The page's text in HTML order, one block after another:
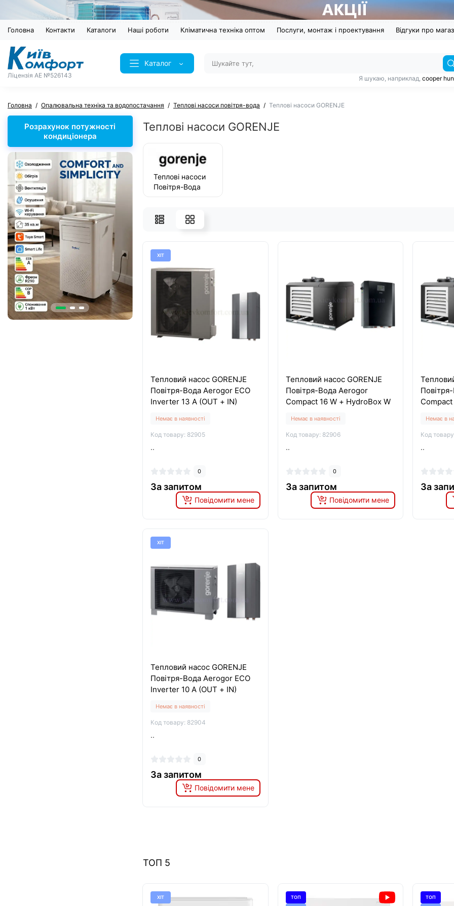
Головна Контакти Каталоги Наші роботи Кліматична техніка оптом Послуги, монтаж і проектування Відгуки про
Ліцензія AE №526143
Каталог
Я шукаю, наприклад, cooper
Головна Опалювальна техніка та водопостачання Теплові насоси повітря-вода Теплові насоси GORENJE
Розрахунок потужності
кондиціонера
Теплові насоси GORENJE
Теплові насоси
Повітря-Вода
+ ГВП GORENJE
ХІТ
Тепловий насос GORENJE
Повітря-Вода Aerogor ECO
Inverter 13 A (OUT + IN)
Немає в наявності
Код товару: 82905
..
0
За запитом
Повідомити мене
Тепловий насос GORENJE
Повітря-Вода Aerogor
Compact 16 W + HydroBox W
Немає в наявності
Код товару: 82906
..
0
За запитом
Повідомити мене
Немає в
Код
..
За
ХІТ
Тепловий насос GORENJE
Повітря-Вода Aerogor ECO
Inverter 10 A (OUT + IN)
Немає в наявності
Код товару: 82904
..
0
За запитом
Повідомити мене
ТОП 5
ХІТ ТОП ТОП